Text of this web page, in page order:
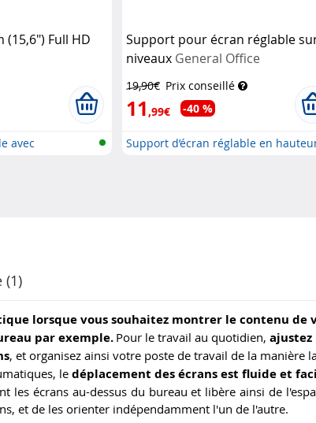
(15,6") Full HD
avec
Support pour écran réglable
niveaux General Office
19,90€ Prix conseillé
11,99€ -40 %
Support d’écran réglable en
(1)
lorsque vous souhaitez montrer le contenu de
par exemple. Pour le travail au quotidien, ajustez
, et organisez ainsi votre poste de travail de la manière
le déplacement des écrans est fluide et
écrans au-dessus du bureau et libère ainsi de
et de les orienter indépendamment l'un de l'autre.